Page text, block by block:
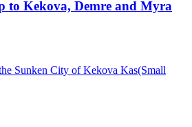
to Kekova, Demre and Myra